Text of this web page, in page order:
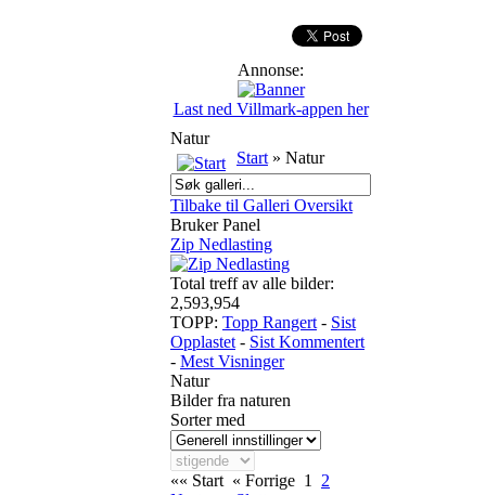
Annonse:
Last ned Villmark-appen her
Natur
Start » Natur
Tilbake til Galleri Oversikt
Bruker Panel
Zip Nedlasting
Total treff av alle bilder:
2,593,954
TOPP: Topp Rangert - Sist
Opplastet - Sist Kommentert
- Mest Visninger
Natur
Bilder fra naturen
Sorter med
«« Start « Forrige 1
2